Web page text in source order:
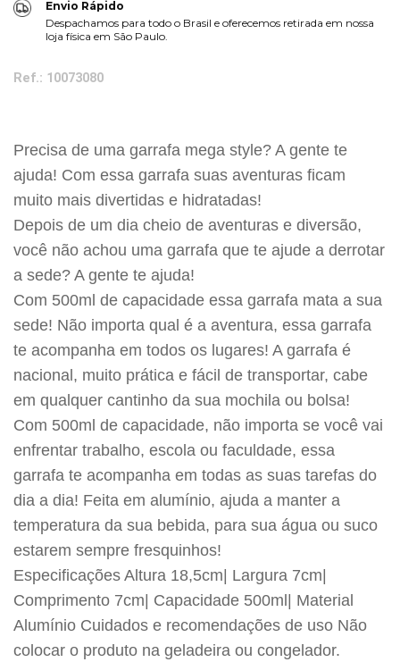
Envio Rápido
Despachamos para todo o Brasil e oferecemos retirada em nossa
loja física em São Paulo.
Ref.: 10073080
Precisa de uma garrafa mega style? A gente te
ajuda! Com essa garrafa suas aventuras ficam
muito mais divertidas e hidratadas!
Depois de um dia cheio de aventuras e diversão,
você não achou uma garrafa que te ajude a derrotar
a sede? A gente te ajuda!
Com 500ml de capacidade essa garrafa mata a sua
sede! Não importa qual é a aventura, essa garrafa
te acompanha em todos os lugares! A garrafa é
nacional, muito prática e fácil de transportar, cabe
em qualquer cantinho da sua mochila ou bolsa!
Com 500ml de capacidade, não importa se você vai
enfrentar trabalho, escola ou faculdade, essa
garrafa te acompanha em todas as suas tarefas do
dia a dia! Feita em alumínio, ajuda a manter a
temperatura da sua bebida, para sua água ou suco
estarem sempre fresquinhos!
Especificações Altura 18,5cm| Largura 7cm|
Comprimento 7cm| Capacidade 500ml| Material
Alumínio Cuidados e recomendações de uso Não
colocar o produto na geladeira ou congelador.